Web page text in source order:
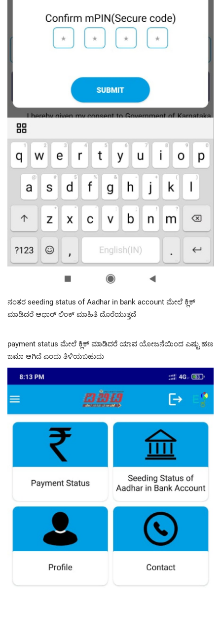
ನಂತರ seeding status of Aadhar in bank account ಮೇಲೆ ಕ್ಲಿಕ್
ಮಾಡಿದರೆ ಆಧಾರ್ ಲಿಂಕ್ ಮಾಹಿತಿ ದೊರೆಯುತ್ತದೆ
payment status ಮೇಲೆ ಕ್ಲಿಕ್ ಮಾಡಿದರೆ ಯಾವ ಯೋಜನೆಯಿಂದ ಎಷ್ಟು ಹಣ
ಜಮಾ ಆಗಿದೆ ಎಂದು ತಿಳಿಯಬಹುದು